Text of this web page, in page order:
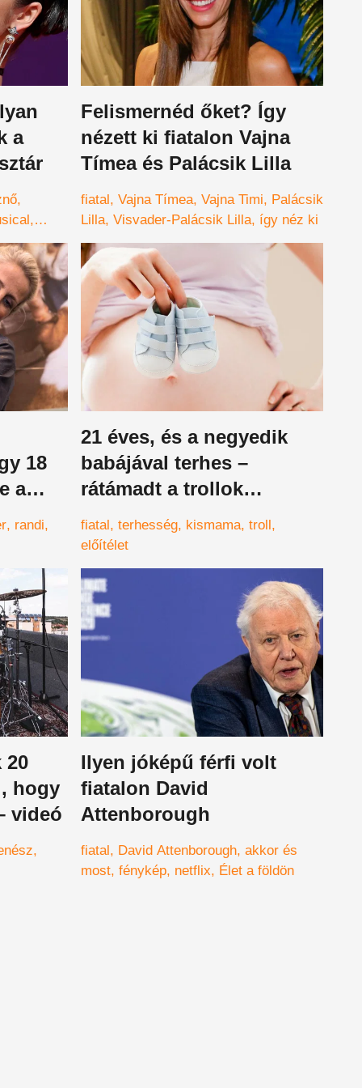
a
Felismernéd őket? Így
nézett ki fiatalon Vajna
Tímea és Palácsik Lilla
fiatal Vajna Tímea Vajna Timi
Palácsik
Lilla Visvader-Palácsik Lilla így néz ki
18
a
randi
21 éves, és a negyedik
babájával terhes –
rátámadt a trollok
hadserege
fiatal terhesség kismama troll
előítélet
20
hogy
videó
Ilyen jóképű férfi volt
fiatalon David
Attenborough
fiatal David Attenborough akkor és
most fénykép netflix Élet a földön